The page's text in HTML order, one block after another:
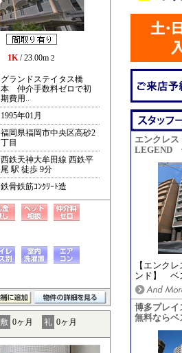
エンクレス
LEGEND
【エンク
ンド】 ベ
博多プレ
無料ならベ
1K/ 23.00m 2
グランドステイタス橋
本 仲介手数料ゼロで初
期費用..
1995年01月
福岡県福岡市中央区高砂2
丁目
西鉄天神大牟田線 西鉄平
尾 駅 徒歩 9分
鉄骨鉄筋ｺﾝｸﾘｰﾄ造
敷 0ヶ月 礼 0ヶ月